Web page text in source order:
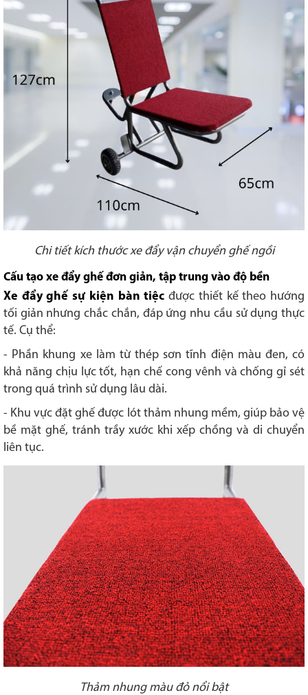
Chi tiết kích thước xe đẩy vận chuyển ghế ngồi
Cấu tạo xe đẩy ghế đơn giản, tập trung vào độ bền
Xe đẩy ghế sự kiện bàn tiệc được thiết kế theo hướng
tối giản nhưng chắc chắn, đáp ứng nhu cầu sử dụng thực
tế. Cụ thể:
- Phần khung xe làm từ thép sơn tĩnh điện màu đen, có
khả năng chịu lực tốt, hạn chế cong vênh và chống gỉ sét
trong quá trình sử dụng lâu dài.
- Khu vực đặt ghế được lót thảm nhung mềm, giúp bảo vệ
bề mặt ghế, tránh trầy xước khi xếp chồng và di chuyển
liên tục.
Thảm nhung màu đỏ nổi bật